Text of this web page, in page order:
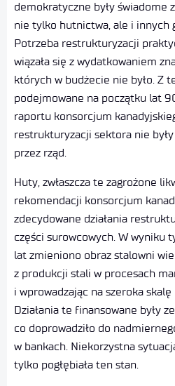
demokratyczne były świadome
nie tylko hutnictwa, ale i innych
Potrzeba restrukturyzacji
wiązała się z wydatkowaniem
których w budżecie nie było. Z
podejmowane na początku lat
raportu konsorcjum
restrukturyzacji sektora nie
przez rząd.
Huty, zwłaszcza te zagrożone
rekomendacji konsorcjum
zdecydowane działania
części surowcowych. W wyniku
lat zmieniono obraz stalowni
z produkcji stali w procesach
i wprowadzając na szeroka
Działania te finansowane były
co doprowadziło do
w bankach. Niekorzystna
tylko pogłębiała ten stan.